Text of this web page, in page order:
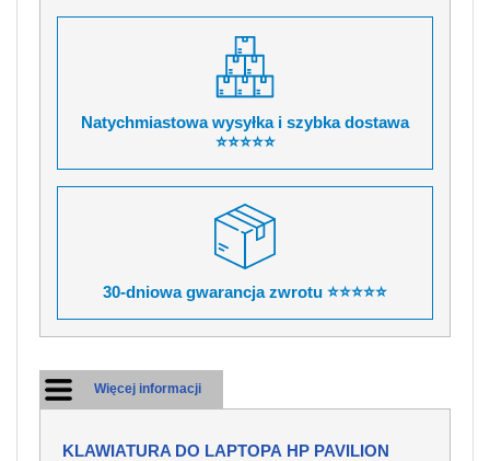
Natychmiastowa wysyłka i szybka dostawa
⭐⭐⭐⭐⭐
30-dniowa gwarancja zwrotu ⭐⭐⭐⭐⭐
Więcej informacji
KLAWIATURA DO LAPTOPA HP PAVILION